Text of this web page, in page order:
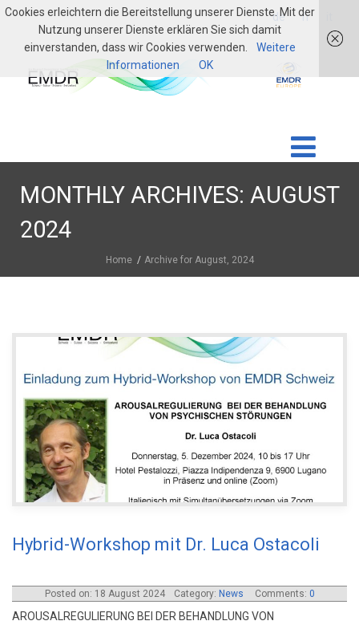
login de fr
MONTHLY ARCHIVES: AUGUST
2024
Home Archive for August, 2024
Hybrid-Workshop mit Dr. Luca Ostacoli
Posted on: 18 August 2024 Category: News Comments: 0
AROUSALREGULIERUNG BEI DER BEHANDLUNG VON
Cookies erleichtern die Bereitstellung unserer Dienste. Mit der
Nutzung unserer Dienste erklären Sie sich damit
einverstanden, dass wir Cookies verwenden.
Weitere
Informationen
OK